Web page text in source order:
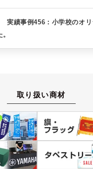
実績事例456：小学校のオ
取り扱い商材